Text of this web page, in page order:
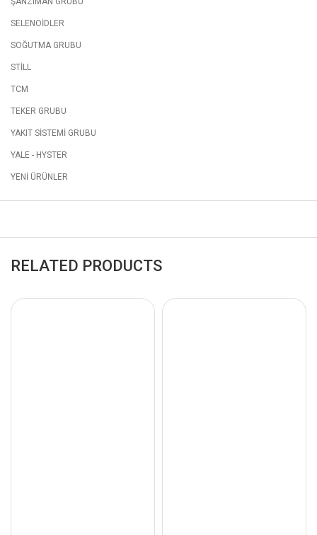
SELENOİDLER
SOĞUTMA GRUBU
STİLL
TCM
TEKER GRUBU
YAKIT SİSTEMİ GRUBU
YALE - HYSTER
YENİ ÜRÜNLER
RELATED PRODUCTS